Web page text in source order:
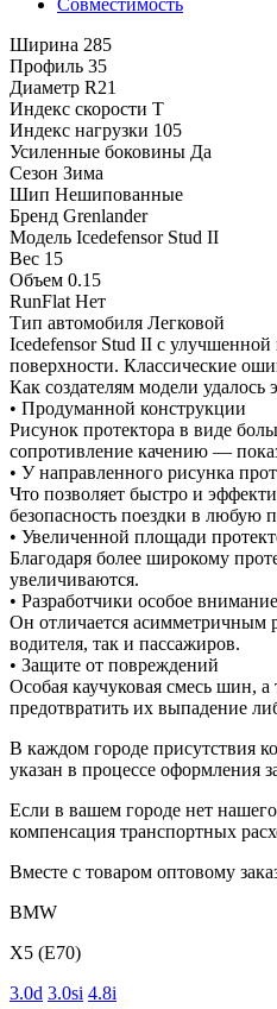
Ширина 285
Профиль 35
Диаметр R21
Индекс скорости T
Индекс нагрузки 105
Усиленные боковины Да
Сезон Зима
Шип Нешипованные
Бренд Grenlander
Модель Icedefensor Stud II
Вес 15
Объем 0.15
RunFlat Нет
Тип автомобиля Легковой
Icedefensor Stud II с улучшенной
поверхности. Классические
Как создателям модели удалось
• Продуманной конструкции
Рисунок протектора в виде
сопротивление качению —
• У направленного рисунка
Что позволяет быстро и
безопасность поездки в любую
• Увеличенной площади
Благодаря более широкому
увеличиваются.
• Разработчики особое
Он отличается асимметричным
водителя, так и пассажиров.
• Защите от повреждений
Особая каучуковая смесь шин,
предотвратить их выпадение
В каждом городе присутствия
указан в процессе оформления
Если в вашем городе нет
компенсация транспортных
Вместе с товаром оптовому
BMW
X5 (E70)
3.0d 3.0si 4.8i